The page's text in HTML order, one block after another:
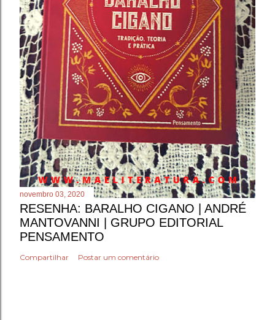
novembro 03, 2020
RESENHA: BARALHO CIGANO | ANDRÉ
MANTOVANNI | GRUPO EDITORIAL
PENSAMENTO
Compartilhar Postar um comentário